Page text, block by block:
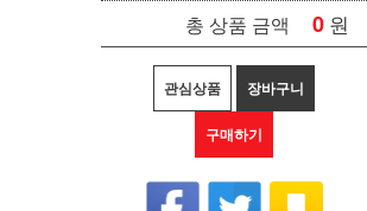
총 상품 금액 0 원
관심상품 장바구니
구매하기